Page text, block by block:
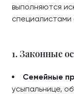
выполняются
1. Законные
Семейные
усыпальнице,